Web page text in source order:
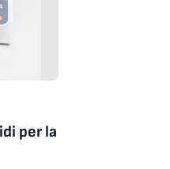
per la